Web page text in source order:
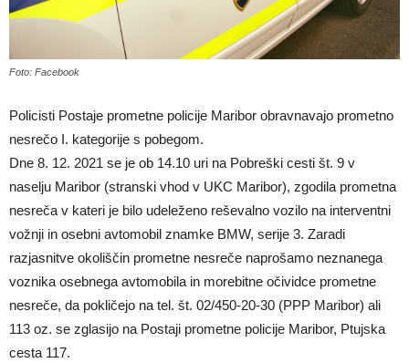
Foto: Facebook
Policisti Postaje prometne policije Maribor obravnavajo prometno
nesrečo I. kategorije s pobegom.
Dne 8. 12. 2021 se je ob 14.10 uri na Pobreški cesti št. 9 v
naselju Maribor (stranski vhod v UKC Maribor), zgodila prometna
nesreča v kateri je bilo udeleženo reševalno vozilo na interventni
vožnji in osebni avtomobil znamke BMW, serije 3. Zaradi
razjasnitve okoliščin prometne nesreče naprošamo neznanega
voznika osebnega avtomobila in morebitne očividce prometne
nesreče, da pokličejo na tel. št. 02/450-20-30 (PPP Maribor) ali
113 oz. se zglasijo na Postaji prometne policije Maribor, Ptujska
cesta 117.